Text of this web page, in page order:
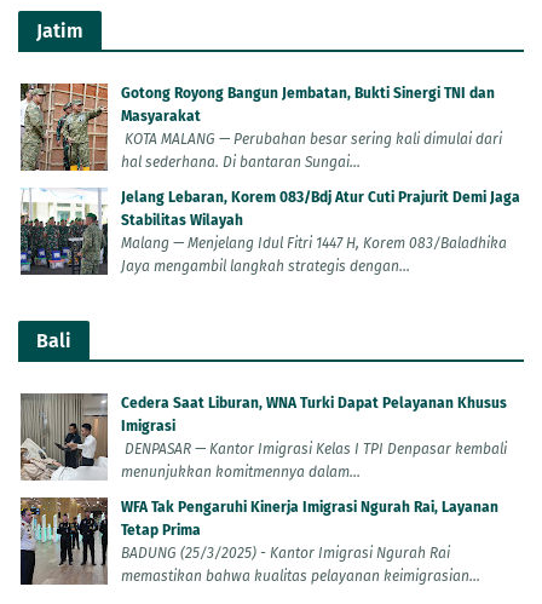
Jatim
Gotong Royong Bangun Jembatan, Bukti Sinergi TNI dan
Masyarakat
KOTA MALANG — Perubahan besar sering kali dimulai dari
hal sederhana. Di bantaran Sungai...
Jelang Lebaran, Korem 083/Bdj Atur Cuti Prajurit Demi Jaga
Stabilitas Wilayah
Malang — Menjelang Idul Fitri 1447 H, Korem 083/Baladhika
Jaya mengambil langkah strategis dengan...
Bali
Cedera Saat Liburan, WNA Turki Dapat Pelayanan Khusus
Imigrasi
DENPASAR — Kantor Imigrasi Kelas I TPI Denpasar kembali
menunjukkan komitmennya dalam...
WFA Tak Pengaruhi Kinerja Imigrasi Ngurah Rai, Layanan
Tetap Prima
BADUNG (25/3/2025) - Kantor Imigrasi Ngurah Rai
memastikan bahwa kualitas pelayanan keimigrasian...